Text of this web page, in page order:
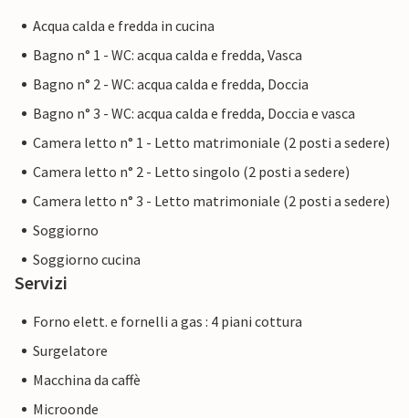
Acqua calda e fredda in cucina
Bagno n° 1 - WC: acqua calda e fredda, Vasca
Bagno n° 2 - WC: acqua calda e fredda, Doccia
Bagno n° 3 - WC: acqua calda e fredda, Doccia e vasca
Camera letto n° 1 - Letto matrimoniale (2 posti a sedere)
Camera letto n° 2 - Letto singolo (2 posti a sedere)
Camera letto n° 3 - Letto matrimoniale (2 posti a sedere)
Soggiorno
Soggiorno cucina
Servizi
Forno elett. e fornelli a gas : 4 piani cottura
Surgelatore
Macchina da caffè
Microonde